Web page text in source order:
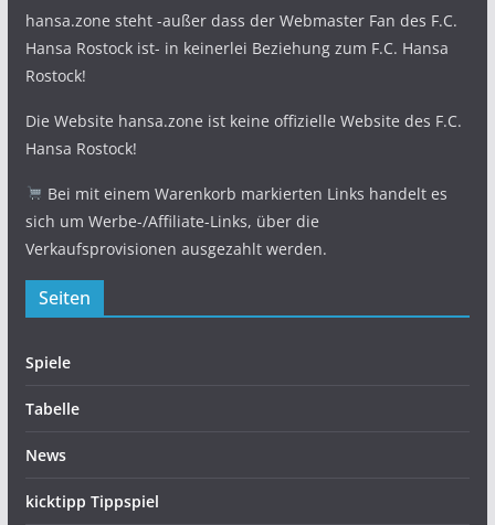
hansa.zone steht -außer dass der Webmaster Fan des F.C.
Hansa Rostock ist- in keinerlei Beziehung zum F.C. Hansa
Rostock!
Die Website hansa.zone ist keine offizielle Website des F.C.
Hansa Rostock!
Bei mit einem Warenkorb markierten Links handelt es
sich um Werbe-/Affiliate-Links, über die
Verkaufsprovisionen ausgezahlt werden.
Seiten
Spiele
Tabelle
News
kicktipp Tippspiel